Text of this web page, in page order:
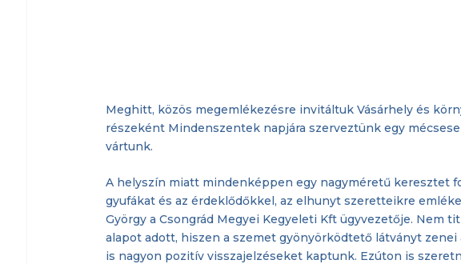
Meghitt, közös megemlékezésre invitáltuk Vásárhely és
részeként Mindenszentek napjára szerveztünk egy
vártunk.
A helyszín miatt mindenképpen egy nagyméretű keresztet
gyufákat és az érdeklődőkkel, az elhunyt szeretteikre
György a Csongrád Megyei Kegyeleti Kft ügyvezetője. Nem
alapot adott, hiszen a szemet gyönyörködtető látványt
is nagyon pozitív visszajelzéseket kaptunk. Ezúton is